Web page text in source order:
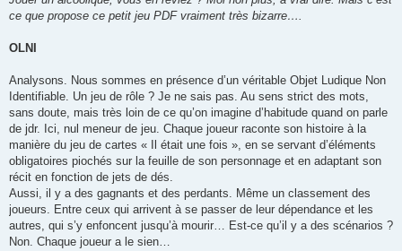
ce que propose ce petit jeu PDF vraiment très bizarre….
OLNI
Analysons. Nous sommes en présence d’un véritable Objet Ludique Non
Identifiable. Un jeu de rôle ? Je ne sais pas. Au sens strict des mots,
sans doute, mais très loin de ce qu’on imagine d’habitude quand on parle
de jdr. Ici, nul meneur de jeu. Chaque joueur raconte son histoire à la
manière du jeu de cartes « Il était une fois », en se servant d’éléments
obligatoires piochés sur la feuille de son personnage et en adaptant son
récit en fonction de jets de dés.
Aussi, il y a des gagnants et des perdants. Même un classement des
joueurs. Entre ceux qui arrivent à se passer de leur dépendance et les
autres, qui s’y enfoncent jusqu’à mourir… Est-ce qu’il y a des scénarios ?
Non. Chaque joueur a le sien…